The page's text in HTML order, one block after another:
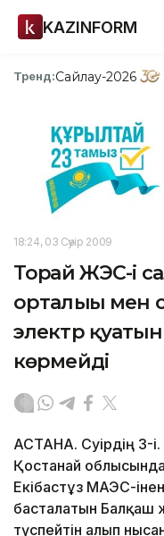
KAZINFORM
Тренд:Сайлау-2026
18:24, 03 Сәуір 2009
Торғай ЖЭС-і
орталығы мен
электр
көрмейді
АСТАНА. Сәуірдің 3-
Қостанай облысында
Екібастұз МАЭС-
басталатын Балқаш
түспейтін алып